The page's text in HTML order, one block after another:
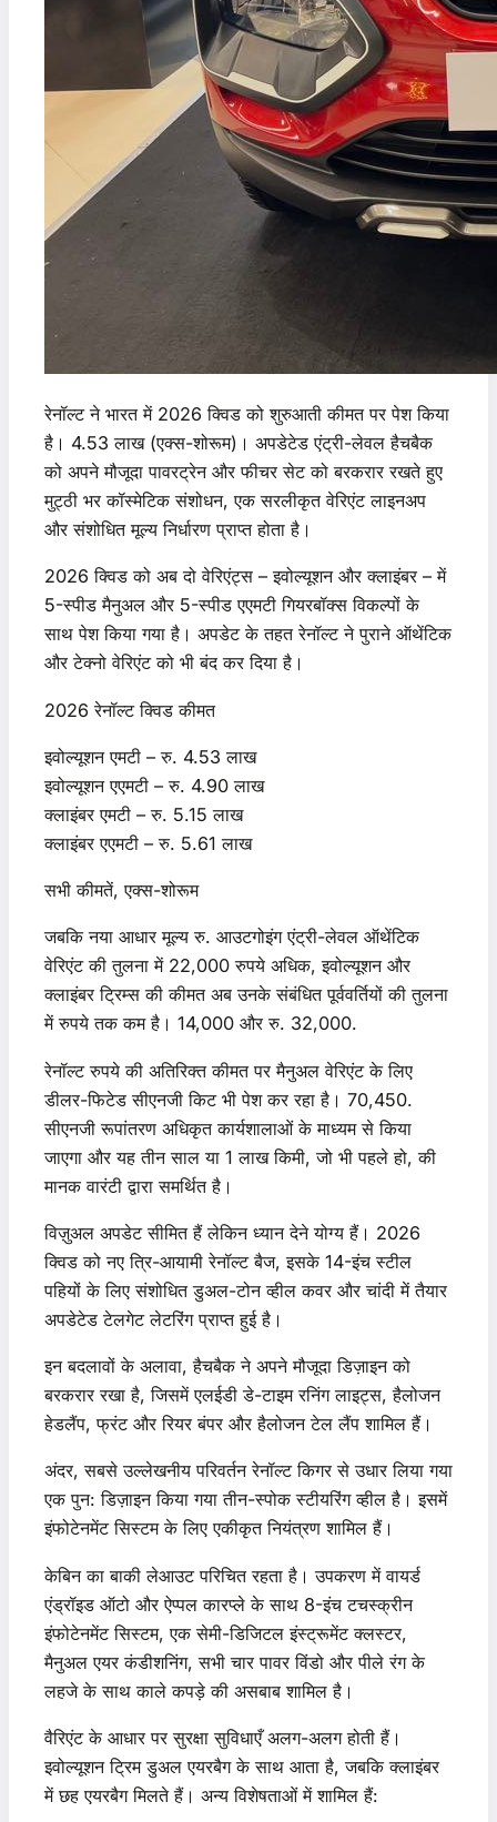
रेनॉल्ट ने भारत में 2026 क्विड को शुरुआती कीमत पर पेश किया
है। 4.53 लाख (एक्स-शोरूम)। अपडेटेड एंट्री-लेवल हैचबैक
को अपने मौजूदा पावरट्रेन और फीचर सेट को बरकरार रखते हुए
मुट्ठी भर कॉस्मेटिक संशोधन, एक सरलीकृत वेरिएंट लाइनअप
और संशोधित मूल्य निर्धारण प्राप्त होता है।
2026 क्विड को अब दो वेरिएंट्स – इवोल्यूशन और क्लाइंबर – में
5-स्पीड मैनुअल और 5-स्पीड एएमटी गियरबॉक्स विकल्पों के
साथ पेश किया गया है। अपडेट के तहत रेनॉल्ट ने पुराने ऑथेंटिक
और टेक्नो वेरिएंट को भी बंद कर दिया है।
2026 रेनॉल्ट क्विड कीमत
इवोल्यूशन एमटी – रु. 4.53 लाख
इवोल्यूशन एएमटी – रु. 4.90 लाख
क्लाइंबर एमटी – रु. 5.15 लाख
क्लाइंबर एएमटी – रु. 5.61 लाख
सभी कीमतें, एक्स-शोरूम
जबकि नया आधार मूल्य रु. आउटगोइंग एंट्री-लेवल ऑथेंटिक
वेरिएंट की तुलना में 22,000 रुपये अधिक, इवोल्यूशन और
क्लाइंबर ट्रिम्स की कीमत अब उनके संबंधित पूर्ववर्तियों की तुलना
में रुपये तक कम है। 14,000 और रु. 32,000.
रेनॉल्ट रुपये की अतिरिक्त कीमत पर मैनुअल वेरिएंट के लिए
डीलर-फिटेड सीएनजी किट भी पेश कर रहा है। 70,450.
सीएनजी रूपांतरण अधिकृत कार्यशालाओं के माध्यम से किया
जाएगा और यह तीन साल या 1 लाख किमी, जो भी पहले हो, की
मानक वारंटी द्वारा समर्थित है।
विज़ुअल अपडेट सीमित हैं लेकिन ध्यान देने योग्य हैं। 2026
क्विड को नए त्रि-आयामी रेनॉल्ट बैज, इसके 14-इंच स्टील
पहियों के लिए संशोधित डुअल-टोन व्हील कवर और चांदी में तैयार
अपडेटेड टेलगेट लेटरिंग प्राप्त हुई है।
इन बदलावों के अलावा, हैचबैक ने अपने मौजूदा डिज़ाइन को
बरकरार रखा है, जिसमें एलईडी डे-टाइम रनिंग लाइट्स, हैलोजन
हेडलैंप, फ्रंट और रियर बंपर और हैलोजन टेल लैंप शामिल हैं।
अंदर, सबसे उल्लेखनीय परिवर्तन रेनॉल्ट किगर से उधार लिया गया
एक पुन: डिज़ाइन किया गया तीन-स्पोक स्टीयरिंग व्हील है। इसमें
इंफोटेनमेंट सिस्टम के लिए एकीकृत नियंत्रण शामिल हैं।
केबिन का बाकी लेआउट परिचित रहता है। उपकरण में वायर्ड
एंड्रॉइड ऑटो और ऐप्पल कारप्ले के साथ 8-इंच टचस्क्रीन
इंफोटेनमेंट सिस्टम, एक सेमी-डिजिटल इंस्ट्रूमेंट क्लस्टर,
मैनुअल एयर कंडीशनिंग, सभी चार पावर विंडो और पीले रंग के
लहजे के साथ काले कपड़े की असबाब शामिल है।
वैरिएंट के आधार पर सुरक्षा सुविधाएँ अलग-अलग होती हैं।
इवोल्यूशन ट्रिम डुअल एयरबैग के साथ आता है, जबकि क्लाइंबर
में छह एयरबैग मिलते हैं। अन्य विशेषताओं में शामिल हैं: